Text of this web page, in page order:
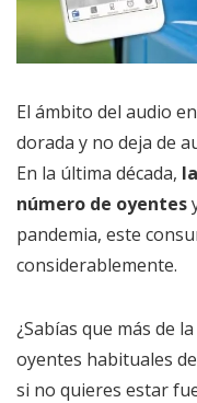
El ámbito del audio
dorada y no deja de
En la última década,
número de oyentes
pandemia, este
considerablemente.
¿Sabías que más de
oyentes habituales
si no quieres estar